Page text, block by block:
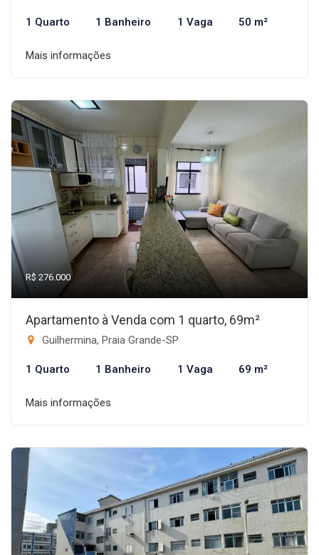
1 Quarto 1 Banheiro 1 Vaga 50 m²
Mais informações
R$ 276.000
Apartamento à Venda com 1 quarto, 69m²
Guilhermina, Praia Grande-SP
1 Quarto 1 Banheiro 1 Vaga 69 m²
Mais informações